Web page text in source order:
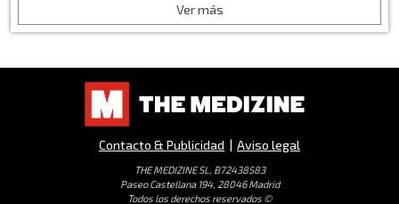
Ver más
Contacto & Publicidad | Aviso legal
THE MEDIZINE SL, B72438583
Paseo Castellana 194, 28046 Madrid
Todos los derechos reservados ©